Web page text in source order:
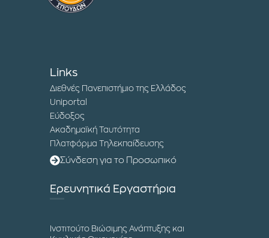
Links
Διεθνές Πανεπιστήμιο της Ελλάδος
Uniportal
Εύδοξος
Ακαδημαϊκή Ταυτότητα
Πλατφόρμα Τηλεκπαίδευσης
Σύνδεση για το Προσωπικό
Ερευνητικά Εργαστήρια
Ινστιτούτο Βιώσιμης Ανάπτυξης και